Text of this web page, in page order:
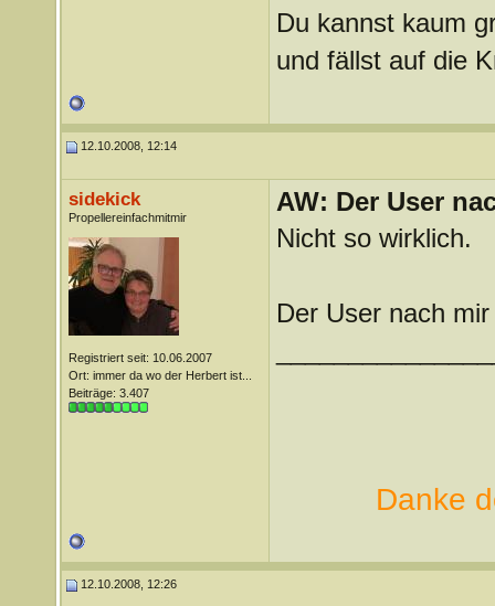
Du kannst kaum
und fällst auf die
12.10.2008, 12:14
sidekick
Propellereinfachmitmir
Registriert seit: 10.06.2007
Ort: immer da wo der Herbert ist...
Beiträge: 3.407
AW: Der User
Nicht so wirklich.
Der User nach
Danke
12.10.2008, 12:26